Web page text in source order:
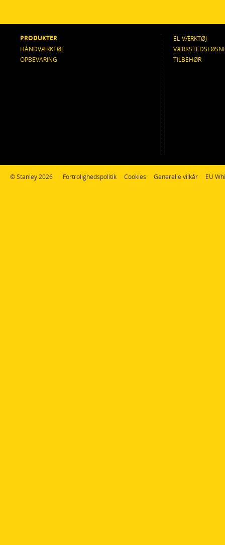
PRODUKTER
HÅNDVÆRKTØJ
OPBEVARING
EL-VÆRKTØJ
TILBEHØR
© Stanley 2026 Fortrolighedspolitik Cookies Generelle vilkår EU